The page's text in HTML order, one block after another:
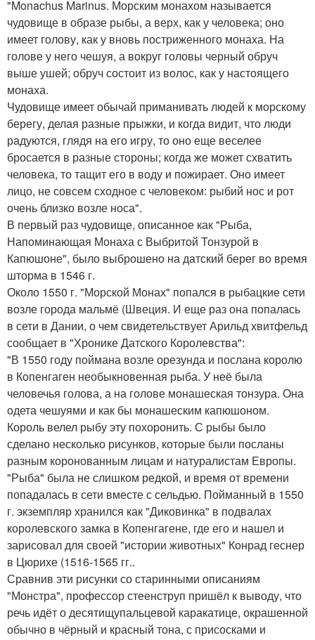
"Monachus Marinus. Морским монахом называется
чудовище в образе рыбы, а верх, как у человека; оно
имеет голову, как у вновь постриженного монаха. На
голове у него чешуя, а вокруг головы черный обруч
выше ушей; обруч состоит из волос, как у настоящего
монаха.
Чудовище имеет обычай приманивать людей к морскому
берегу, делая разные прыжки, и когда видит, что люди
радуются, глядя на его игру, то оно еще веселее
бросается в разные стороны; когда же может схватить
человека, то тащит его в воду и пожирает. Оно имеет
лицо, не совсем сходное с человеком: рыбий нос и рот
очень близко возле носа".
В первый раз чудовище, описанное как "Рыба,
Напоминающая Монаха с Выбритой Тонзурой в
Капюшоне", было выброшено на датский берег во время
шторма в 1546 г.
Около 1550 г. "Морской Монах" попался в рыбацкие сети
возле города мальмё (Швеция. И еще раз она попалась
в сети в Дании, о чем свидетельствует Арильд хвитфельд
сообщает в "Хронике Датского Королевства":
"В 1550 году поймана возле орезунда и послана королю
в Копенгаген необыкновенная рыба. У неё была
человечья голова, а на голове монашеская тонзура. Она
одета чешуями и как бы монашеским капюшоном.
Король велел рыбу эту похоронить. С рыбы было
сделано несколько рисунков, которые были посланы
разным коронованным лицам и натуралистам Европы.
"Рыба" была не слишком редкой, и время от времени
попадалась в сети вместе с сельдью. Пойманный в 1550
г. экземпляр хранился как "Диковинка" в подвалах
королевского замка в Копенгагене, где его и нашел и
зарисовал для своей "истории животных" Конрад геснер
в Цюрихе (1516-1565 гг..
Сравнив эти рисунки со старинными описаниям
"Монстра", профессор стеенструп пришёл к выводу, что
речь идёт о десятищупальцевой каракатице, окрашенной
обычно в чёрный и красный тона, с присосками и